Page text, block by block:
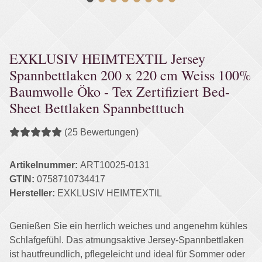
EXKLUSIV HEIMTEXTIL Jersey
Spannbettlaken 200 x 220 cm Weiss 100%
Baumwolle Öko - Tex Zertifiziert Bed-
Sheet Bettlaken Spannbetttuch
(25 Bewertungen)
Artikelnummer: ART10025-0131
GTIN: 0758710734417
Hersteller: EXKLUSIV HEIMTEXTIL
Genießen Sie ein herrlich weiches und angenehm kühles
Schlafgefühl. Das atmungsaktive Jersey-Spannbettlaken
ist hautfreundlich, pflegeleicht und ideal für Sommer oder